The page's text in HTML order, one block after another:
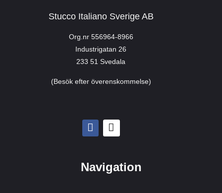
Stucco Italiano Sverige AB
Org.nr 556964-8966
Industrigatan 26
233 51 Svedala
(Besök efter överenskommelse)
Navigation